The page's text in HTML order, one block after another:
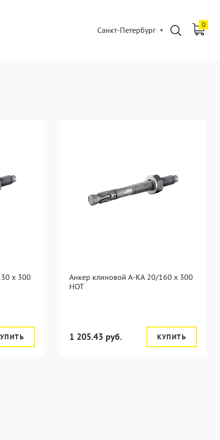
Санкт-Петербург
0
x 300
Анкер клиновой А-КА 20/160 x 300
HOT
1 205.43 руб. КУПИТЬ